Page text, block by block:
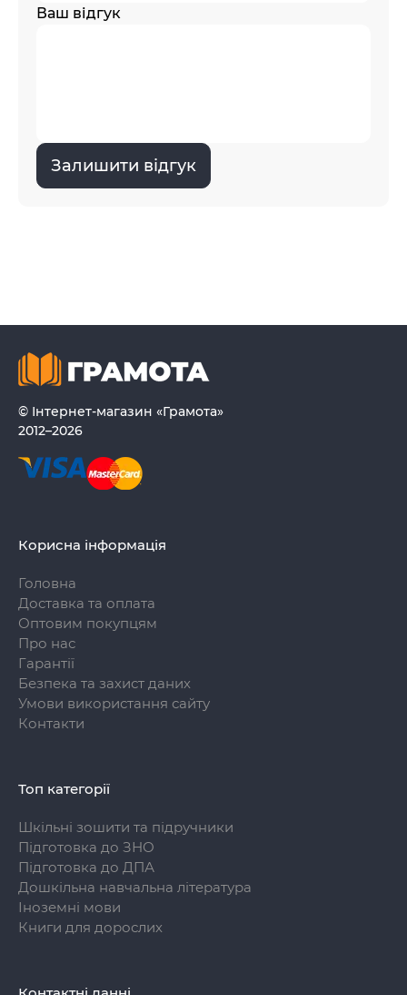
Ваш відгук
Залишити відгук
© Інтернет-магазин «Грамота»
2012–2026
Корисна інформація
Головна
Доставка та оплата
Оптовим покупцям
Про нас
Гарантії
Безпека та захист даних
Умови використання сайту
Контакти
Топ категорії
Шкільні зошити та підручники
Підготовка до ЗНО
Підготовка до ДПА
Дошкільна навчальна література
Іноземні мови
Книги для дорослих